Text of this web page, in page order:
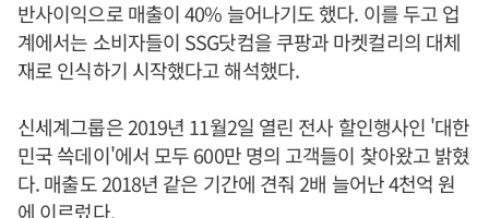
반사이익으로 매출이 40% 늘어나기도 했다. 이를 두고 업
계에서는 소비자들이 SSG닷컴을 쿠팡과 마켓컬리의 대체
재로 인식하기 시작했다고 해석했다.
신세계그룹은 2019년 11월2일 열린 전사 할인행사인 '대한
민국 쓱데이'에서 모두 600만 명의 고객들이 찾아왔고 밝혔
다. 매출도 2018년 같은 기간에 견줘 2배 늘어난 4천억 원
에 이르렀다.